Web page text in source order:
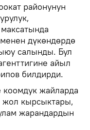
районунун
дүкөндөрдө
салынды. Бул
айыл
билдирди.
жайларда
кырсыктары,
жарандардын